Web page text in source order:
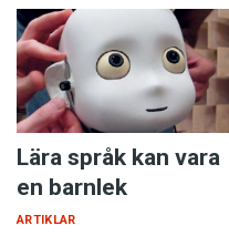
Artiklar
Krönikor
Språkfrågor
Skrivtips
Bokrecensioner
Kviss
Lära språk kan vara
en barnlek
ARTIKLAR